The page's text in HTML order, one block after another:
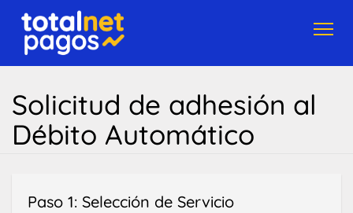
Solicitud de adhesión al
Débito Automático
Paso 1: Selección de Servicio